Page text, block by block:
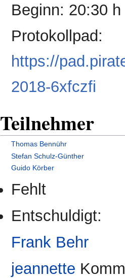
Beginn: 20:30 h
Protokollpad:
https://
2018-6xfczfi
Teilnehmer
Thomas Bennühr
Stefan Schulz-Günther
Guido Körber
Fehlt
Entschuldigt:
Frank Behr
jeannette